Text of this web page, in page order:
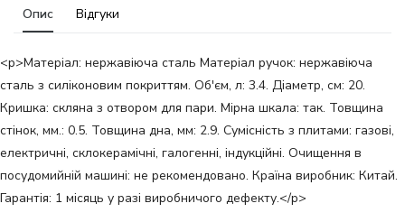
Опис Відгуки
<p>Матеріал: нержавіюча сталь Матеріал ручок: нержавіюча
сталь з силіконовим покриттям. Об'єм, л: 3.4. Діаметр, см: 20.
Кришка: скляна з отвором для пари. Мірна шкала: так. Товщина
стінок, мм.: 0.5. Товщина дна, мм: 2.9. Сумісність з плитами: газові,
електричні, склокерамічні, галогенні, індукційні. Очищення в
посудомийній машині: не рекомендовано. Країна виробник: Китай.
Гарантія: 1 місяць у разі виробничого дефекту.</p>